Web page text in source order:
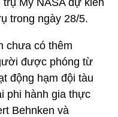
trong ngày 28/5.
chưa có thêm
được phóng từ
động hạm đội tàu
phi hành gia thực
Behnken và